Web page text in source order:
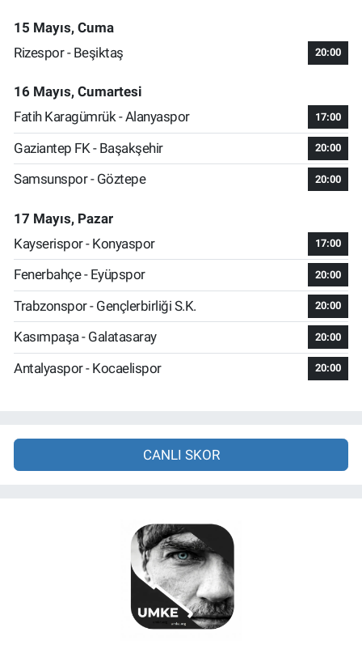
15 Mayıs, Cuma
Rizespor - Beşiktaş
20:00
16 Mayıs, Cumartesi
Fatih Karagümrük - Alanyaspor
17:00
Gaziantep FK - Başakşehir 20:00
Samsunspor - Göztepe 20:00
17 Mayıs, Pazar
Kayserispor - Konyaspor
17:00
Fenerbahçe - Eyüpspor 20:00
Trabzonspor - Gençlerbirliği S.K. 20:00
Kasımpaşa - Galatasaray 20:00
Antalyaspor - Kocaelispor 20:00
CANLI SKOR